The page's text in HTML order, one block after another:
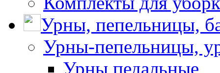
Урны, пепельницы,
Урны-пепельницы,
Урны педальные